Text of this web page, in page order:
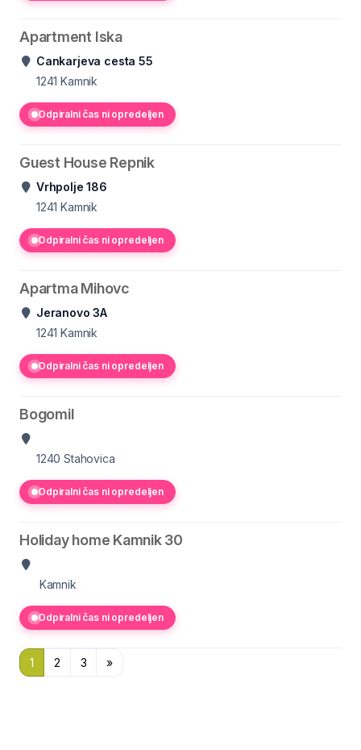
Apartment Iska
Cankarjeva cesta 55
1241 Kamnik
Odpiralni čas ni opredeljen
Guest House Repnik
Vrhpolje 186
1241 Kamnik
Odpiralni čas ni opredeljen
Apartma Mihovc
Jeranovo 3A
1241 Kamnik
Odpiralni čas ni opredeljen
Bogomil
1240 Stahovica
Odpiralni čas ni opredeljen
Holiday home Kamnik 30
Kamnik
Odpiralni čas ni opredeljen
1 2 3 »